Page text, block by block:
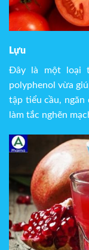
Lựu
Đây là một loại
polyphenol vừa
tập tiểu cầu, ngăn
làm tắc nghẽn